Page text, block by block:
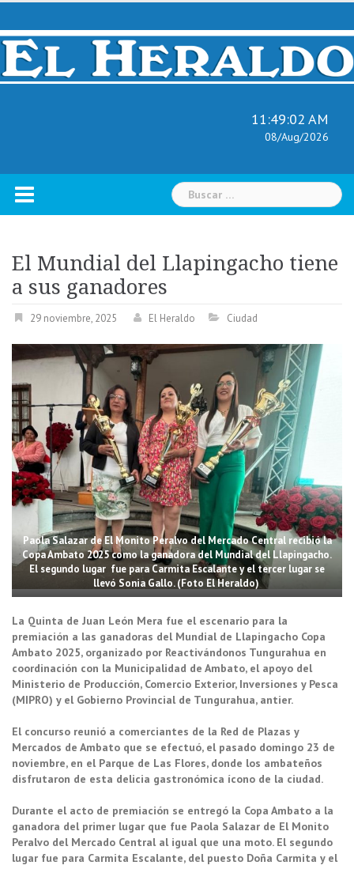
Skip
content
11:49:03 AM
08/Aug/2026
Buscar:
El Mundial del Llapingacho tiene
a sus ganadores
29 noviembre, 2025 El Heraldo Ciudad
Paola Salazar de El Monito Peralvo del Mercado Central recibió la
Copa Ambato 2025 como la ganadora del Mundial del Llapingacho.
El segundo lugar fue para Carmita Escalante y el tercer lugar se
llevó Sonia Gallo. (Foto El Heraldo)
La Quinta de Juan León Mera fue el escenario para la
premiación a las ganadoras del Mundial de Llapingacho Copa
Ambato 2025, organizado por Reactivándonos Tungurahua en
coordinación con la Municipalidad de Ambato, el apoyo del
Ministerio de Producción, Comercio Exterior, Inversiones y Pesca
(MIPRO) y el Gobierno Provincial de Tungurahua, antier.
El concurso reunió a comerciantes de la Red de Plazas y
Mercados de Ambato que se efectuó, el pasado domingo 23 de
noviembre, en el Parque de Las Flores, donde los ambateños
disfrutaron de esta delicia gastronómica ícono de la ciudad.
Durante el acto de premiación se entregó la Copa Ambato a la
ganadora del primer lugar que fue Paola Salazar de El Monito
Peralvo del Mercado Central al igual que una moto. El segundo
lugar fue para Carmita Escalante, del puesto Doña Carmita y el